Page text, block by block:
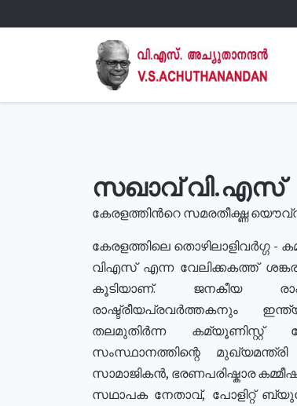
സഖാവ് വി.എസ്
കേരളത്തിൻറെ സമരതീക്ഷ്ണ
കേരളത്തിലെ തൊഴിലാളിവർഗ്ഗ -
വിഎസ് എന്ന വേലിക്കകത്ത്
കൂടിയാണ്. ജനകീയ
രാഷ്ട്രീയപ്രവർത്തകനും
തലമുതിർന്ന കമ്യൂണിസ്റ്റ്
സംസ്ഥാനത്തിന്റെ
സാമാജികൻ, ഭരണപരിഷ്കാര
സഥാപക നേതാവ്, പോളിറ്റ്